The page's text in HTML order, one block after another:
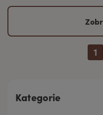
1
Kategorie